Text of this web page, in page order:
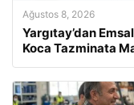
Ağustos 8, 2026
Yargıtay’dan
Koca Tazminata